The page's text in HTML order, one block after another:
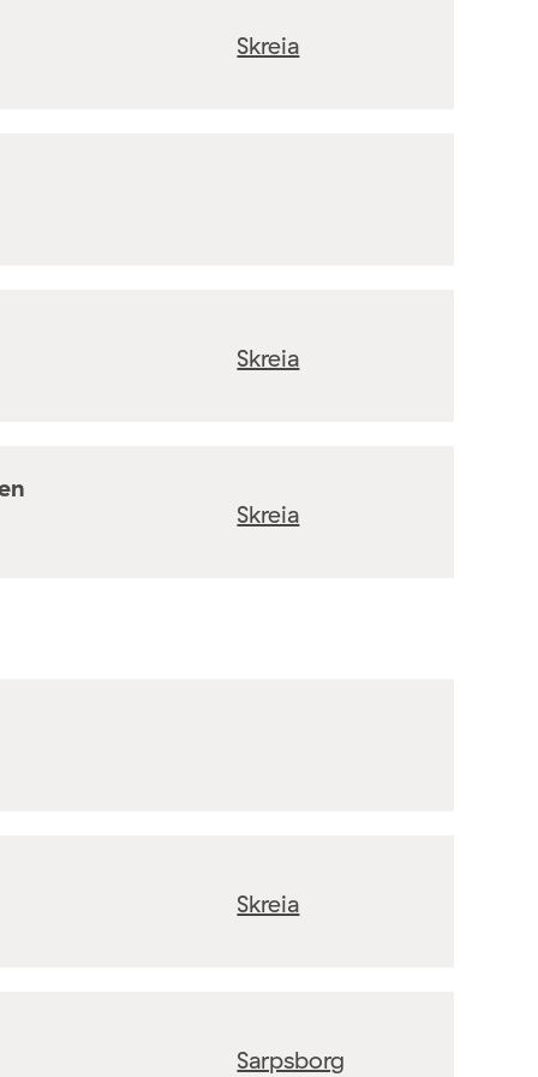
Skreia
Skreia
Skreia
Skreia
Sarpsborg